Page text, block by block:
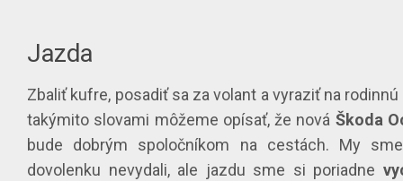
Jazda
Zbaliť kufre, posadiť sa za volant a vyraziť na
takýmito slovami môžeme opísať, že nová Škoda
bude dobrým spoločníkom na cestách. My
dovolenku nevydali, ale jazdu sme si poriadne